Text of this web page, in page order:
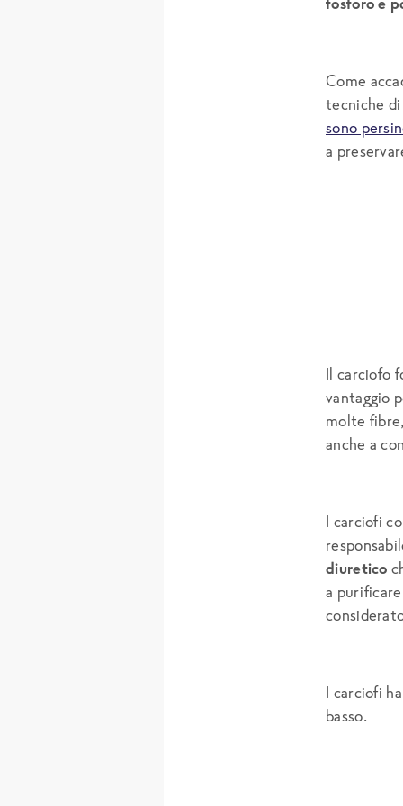
Come
tecniche
sono
a
Il carciofo
vantaggio
molte
anche a
I carciofi
diuretico
a
I carciofi
basso.